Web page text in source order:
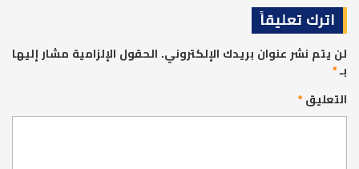
اترك تعليقاً
لن يتم نشر عنوان بريدك الإلكتروني. الحقول الإلزامية مشار إليها
بـ*
التعليق*